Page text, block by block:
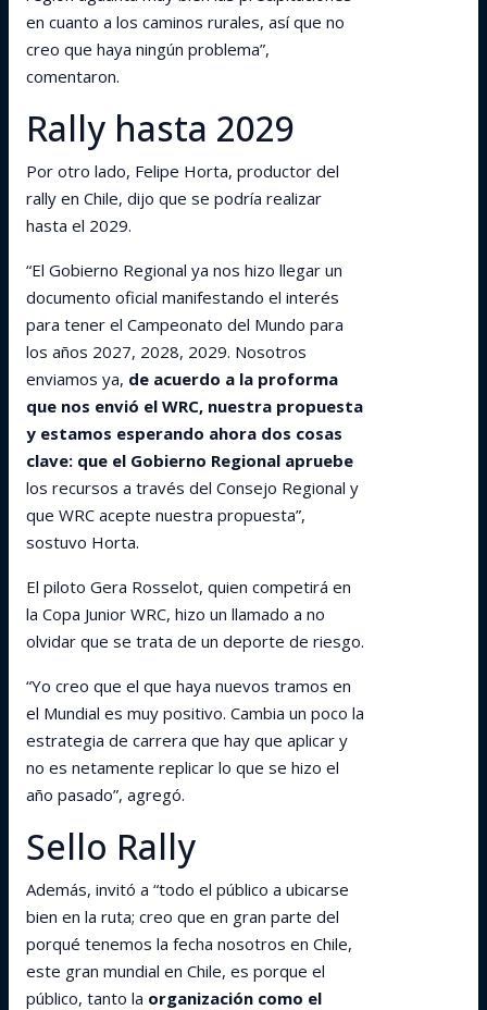
en cuanto a los caminos rurales, así que no
creo que haya ningún problema”,
comentaron.
Rally hasta 2029
Por otro lado, Felipe Horta, productor del
rally en Chile, dijo que se podría realizar
hasta el 2029.
“El Gobierno Regional ya nos hizo llegar un
documento oficial manifestando el interés
para tener el Campeonato del Mundo para
los años 2027, 2028, 2029. Nosotros
enviamos ya, de acuerdo a la proforma
que nos envió el WRC, nuestra propuesta
y estamos esperando ahora dos cosas
clave: que el Gobierno Regional apruebe
los recursos a través del Consejo Regional y
que WRC acepte nuestra propuesta”,
sostuvo Horta.
El piloto Gera Rosselot, quien competirá en
la Copa Junior WRC, hizo un llamado a no
olvidar que se trata de un deporte de riesgo.
“Yo creo que el que haya nuevos tramos en
el Mundial es muy positivo. Cambia un poco la
estrategia de carrera que hay que aplicar y
no es netamente replicar lo que se hizo el
año pasado”, agregó.
Sello Rally
Además, invitó a “todo el público a ubicarse
bien en la ruta; creo que en gran parte del
porqué tenemos la fecha nosotros en Chile,
este gran mundial en Chile, es porque el
público, tanto la organización como el